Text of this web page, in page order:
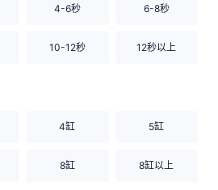
4-6秒 6-8秒
10-12秒 12秒以上
4缸 5缸
8缸 8缸以上